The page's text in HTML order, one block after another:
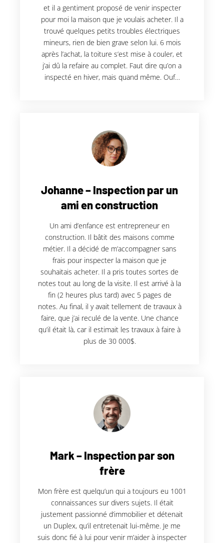
et il a gentiment proposé de venir inspecter
pour moi la maison que je voulais acheter. Il a
trouvé quelques petits troubles électriques
mineurs, rien de bien grave selon lui. 6 mois
après l’achat, la toiture s’est mise à couler, et
j’ai dû la refaire au complet. Faut dire qu’on a
inspecté en hiver, mais quand même. Ouf…
Johanne – Inspection par un
ami en construction
Un ami d’enfance est entrepreneur en
construction. Il bâtit des maisons comme
métier. Il a décidé de m’accompagner sans
frais pour inspecter la maison que je
souhaitais acheter. Il a pris toutes sortes de
notes tout au long de la visite. Il est arrivé à la
fin (2 heures plus tard) avec 5 pages de
notes. Au final, il y avait tellement de travaux à
faire, que j’ai reculé de la vente. Une chance
qu’il était là, car il estimait les travaux à faire à
plus de 30 000$.
Mark – Inspection par son
frère
Mon frère est quelqu’un qui a toujours eu 1001
connaissances sur divers sujets. Il était
justement passionné d’immobilier et détenait
un Duplex, qu’il entretenait lui-même. Je me
suis donc fié à lui pour venir m’aider à inspecter